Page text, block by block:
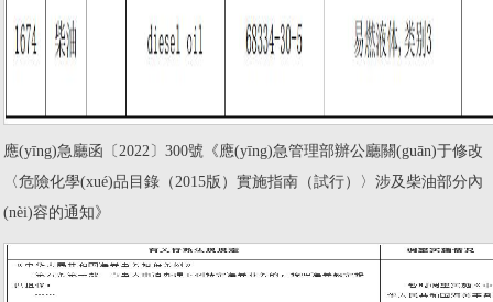
應(yīng)急廳函〔2022〕300號《應(yīng)急管理部辦公廳關(guān)于修改
〈危險化學(xué)品目錄（2015版）實施指南（試行）〉涉及柴油部分內
(nèi)容的通知》